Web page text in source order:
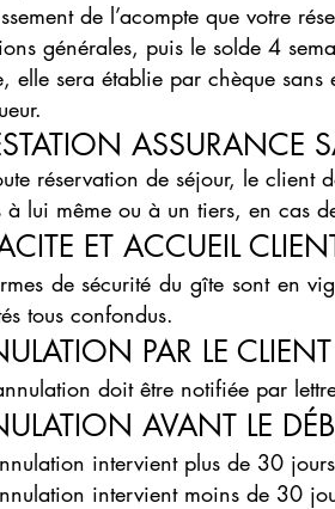
de l’acompte que votre
générales, puis le solde 4
elle sera établie par chèque
ASSURANCE
réservation de séjour, le client
à lui même ou à un tiers, en cas
ET ACCUEIL
de sécurité du gîte sont en
tous confondus.
PAR LE
doit être notifiée par
AVANT LE
intervient plus de 30
intervient moins de 30